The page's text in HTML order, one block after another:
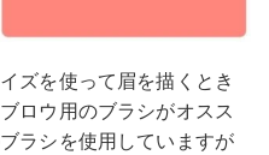
ズを使って眉を描くとき
ロウ用のブラシがオスス
ラシを使用していますが